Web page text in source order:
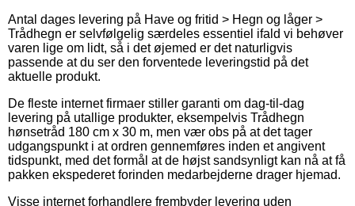
Antal dages levering på Have og fritid > Hegn og låger >
Trådhegn er selvfølgelig særdeles essentiel ifald vi behøver
varen lige om lidt, så i det øjemed er det naturligvis
passende at du ser den forventede leveringstid på det
aktuelle produkt.
De fleste internet firmaer stiller garanti om dag-til-dag
levering på utallige produkter, eksempelvis Trådhegn
hønsetråd 180 cm x 30 m, men vær obs på at det tager
udgangspunkt i at ordren gennemføres inden et angivent
tidspunkt, med det formål at de højst sandsynligt kan nå at få
pakken ekspederet forinden medarbejderne drager hjemad.
Visse internet forhandlere frembyder levering uden